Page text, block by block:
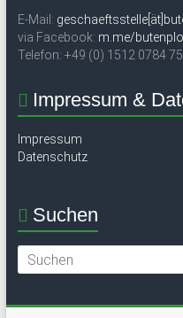
E-Mail:
via Facebook: m.me/
Telefon: +49 (0) 1512 0784
Impressum &
Impressum
Datenschutz
Suchen